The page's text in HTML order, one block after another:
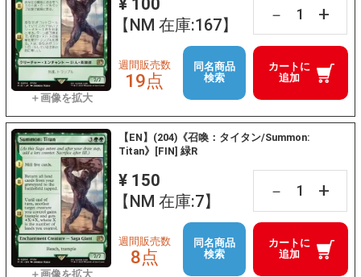
¥ 100
【NM 在庫:167】
－ +
カートに
追加
週間販売数
19点
同名商品
検索
【EN】(204)《召喚：タイタン/Summon:
Titan》[FIN] 緑R
¥ 150
【NM 在庫:7】
－ +
カートに
追加
週間販売数
8点
同名商品
検索